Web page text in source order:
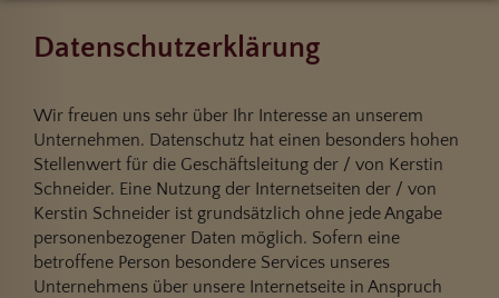
Datenschutzerklärung
Wir freuen uns sehr über Ihr Interesse an unserem
Unternehmen. Datenschutz hat einen besonders hohen
Stellenwert für die Geschäftsleitung der / von Kerstin
Schneider. Eine Nutzung der Internetseiten der / von
Kerstin Schneider ist grundsätzlich ohne jede Angabe
personenbezogener Daten möglich. Sofern eine
betroffene Person besondere Services unseres
Unternehmens über unsere Internetseite in Anspruch